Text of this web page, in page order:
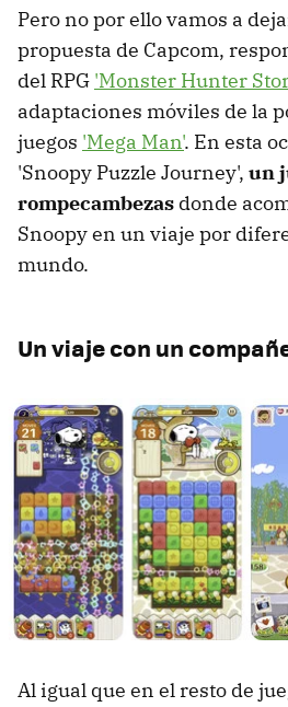
Pero no por ello vamos a
propuesta de Capcom,
del RPG 'Monster Hunter
adaptaciones móviles de la
juegos 'Mega Man'. En esta
'Snoopy Puzzle Journey', un
rompecambezas donde
Snoopy en un viaje por
mundo.
Un viaje con un
Al igual que en el resto de